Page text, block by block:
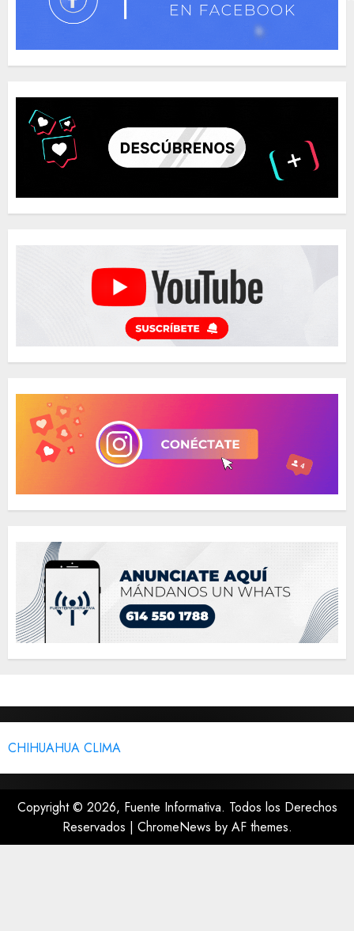
CHIHUAHUA CLIMA
Copyright © 2026, Fuente Informativa. Todos los Derechos
Reservados | ChromeNews by AF themes.